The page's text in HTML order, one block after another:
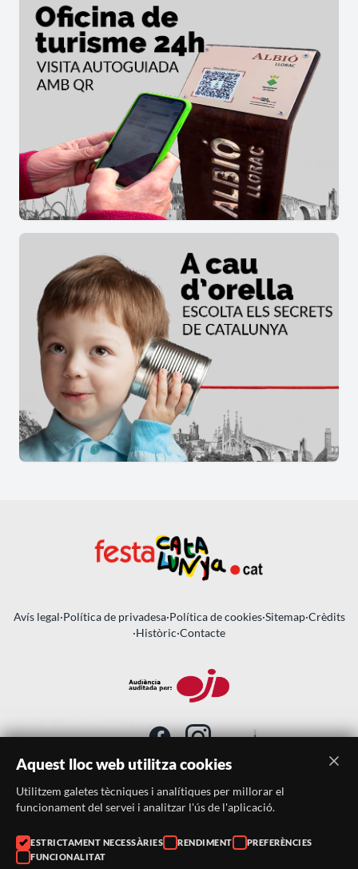
Avís legal·Política de privadesa·Política de cookies·Sitemap·Crèdits
·Històric·Contacte
SUBSCRIU-TE AL BUTLLETÍ
Telèfon:
938046359
Correu:
Aquest lloc web utilitza cookies
Utilitzem galetes tècniques i analítiques per millorar el
funcionament del servei i analitzar l'ús de l'aplicació.
ESTRICTAMENT NECESSÀRIES RENDIMENT
PREFERÈNCIES
FUNCIONALITAT